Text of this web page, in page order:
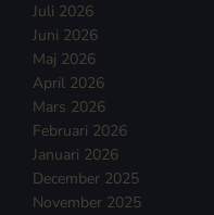
Juli 2026
Juni 2026
Maj 2026
April 2026
Mars 2026
Februari 2026
Januari 2026
December 2025
November 2025